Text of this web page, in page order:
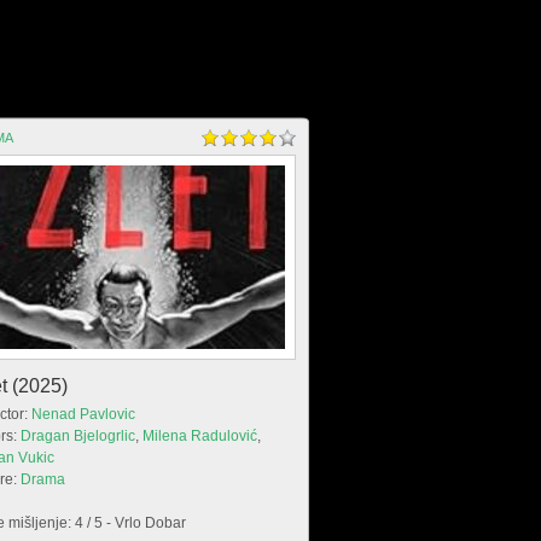
(2025)
Nenad Pavlovic
Dragan Bjelogrlic, Milena Radulović,
Vukic
Drama
mišljenje: 4 / 5 - Vrlo Dobar